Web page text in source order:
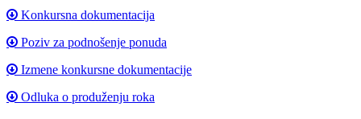
Konkursna dokumentacija
Poziv za podnošenje ponuda
Izmene konkursne dokumentacije
Odluka o produženju roka